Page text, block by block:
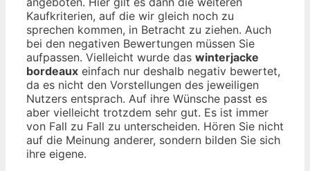
Kaufkriterien, auf die wir gleich noch zu
sprechen kommen, in Betracht zu ziehen. Auch
bei den negativen Bewertungen müssen Sie
aufpassen. Vielleicht wurde das winterjacke
bordeaux einfach nur deshalb negativ bewertet,
da es nicht den Vorstellungen des jeweiligen
Nutzers entsprach. Auf ihre Wünsche passt es
aber vielleicht trotzdem sehr gut. Es ist immer
von Fall zu Fall zu unterscheiden. Hören Sie nicht
auf die Meinung anderer, sondern bilden Sie sich
ihre eigene.